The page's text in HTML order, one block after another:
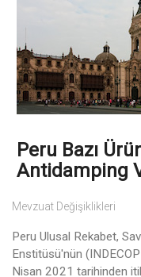
Peru Bazı
Antidamping
Mevzuat Değişiklikleri
Peru Ulusal Rekabet,
Enstitüsü'nün
Nisan 2021 tarihinden